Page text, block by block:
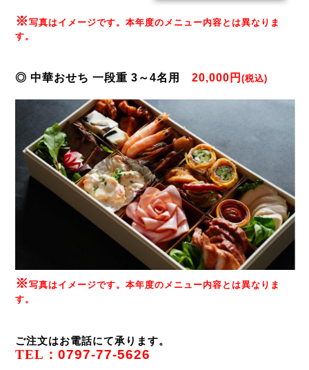
※ 写真はイメージです。本年度のメニュー内容とは異なりま
す。
◎ 中華おせち 一段重 3～4名用 20,000円 (税込)
※ 写真はイメージです。本年度のメニュー内容とは異なりま
す。
ご注文はお電話にて承ります。
TEL： 0797-77-5626